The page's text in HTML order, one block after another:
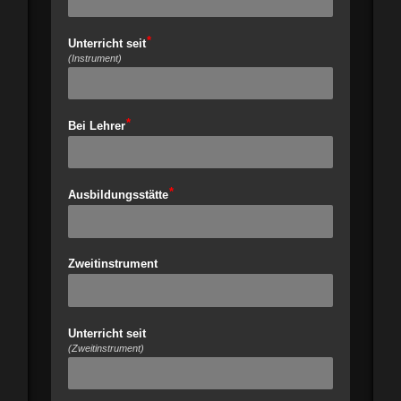
Unterricht seit
(Instrument)
Bei Lehrer
Ausbildungsstätte
Zweitinstrument
Unterricht seit
(Zweitinstrument)